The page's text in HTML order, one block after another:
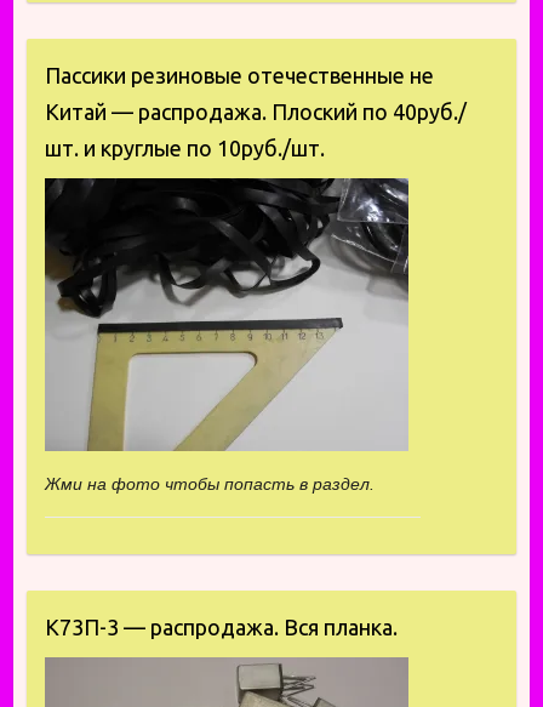
Пассики резиновые отечественные не
Китай — распродажа. Плоский по 40руб./
шт. и круглые по 10руб./шт.
Жми на фото чтобы попасть в раздел.
К73П-3 — распродажа. Вся планка.